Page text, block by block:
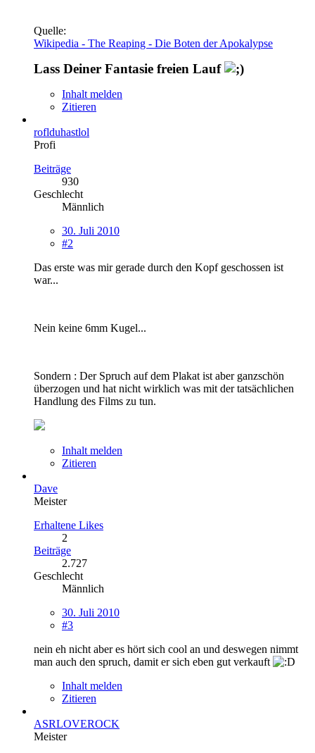
Quelle:
Wikipedia - The Reaping - Die Boten der Apokalypse
Lass Deiner Fantasie freien Lauf
Inhalt melden
Zitieren
roflduhastlol
Profi
Beiträge
930
Geschlecht
Männlich
30. Juli 2010
#2
Das erste was mir gerade durch den Kopf geschossen ist
war...
Nein keine 6mm Kugel...
Sondern : Der Spruch auf dem Plakat ist aber ganzschön
überzogen und hat nicht wirklich was mit der tatsächlichen
Handlung des Films zu tun.
Inhalt melden
Zitieren
Dave
Meister
Erhaltene Likes
2
Beiträge
2.727
Geschlecht
Männlich
30. Juli 2010
#3
nein eh nicht aber es hört sich cool an und deswegen nimmt
man auch den spruch, damit er sich eben gut verkauft
Inhalt melden
Zitieren
ASRLOVEROCK
Meister